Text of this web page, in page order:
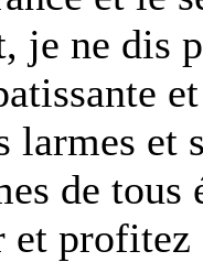
je ne dis
larmes et
de tous
et profitez